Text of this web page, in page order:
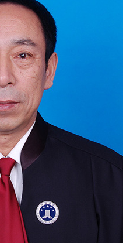
党建专题
公益活动
联系我们